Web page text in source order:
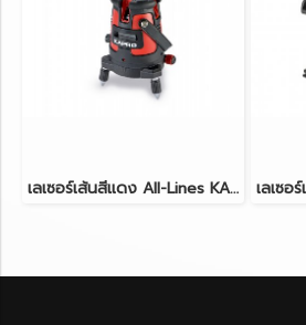
เลเซอร์เส้นสีแดง All-Lines KAPRO รุ่น 875-SET Prolaser®